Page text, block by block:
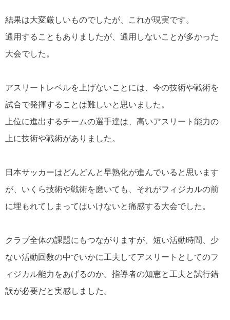
結果は大変厳しいものでしたが、これが現実です。
通用することもありましたが、通用しないことが多かった
大会でした。
アスリートレベルを上げないことには、今の技術や戦術を
試合で発揮することは難しいと思いました。
上位に進出するチームの選手達は、高いアスリート能力の
上に技術や戦術がありました。
日本サッカーはどんどんと早熟化が進んでいると思います
が、いくら技術や戦術を磨いても、それがフィジカルの前
に埋もれてしまってはいけないと痛感する大会でした。
クラブ全体の課題にもつながりますが、短い活動時間、少
ない活動回数の中でいかに工夫してアスリートとしてのフ
ィジカル能力をあげるのか。指導者の知恵と工夫と試行錯
誤が必要だと実感しました。